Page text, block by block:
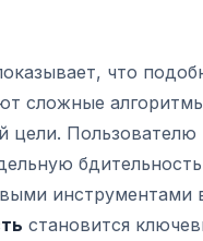
что
сложные
цели. Пользователю
инструментами
становится